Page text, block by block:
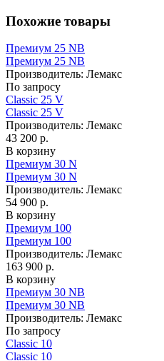
Похожие товары
Премиум 25 NB
Премиум 25 NB
Производитель: Лемакс
По запросу
Classic 25 V
Classic 25 V
Производитель: Лемакс
43 200 р.
В корзину
Премиум 30 N
Премиум 30 N
Производитель: Лемакс
54 900 р.
В корзину
Премиум 100
Премиум 100
Производитель: Лемакс
163 900 р.
В корзину
Премиум 30 NB
Премиум 30 NB
Производитель: Лемакс
По запросу
Classic 10
Classic 10